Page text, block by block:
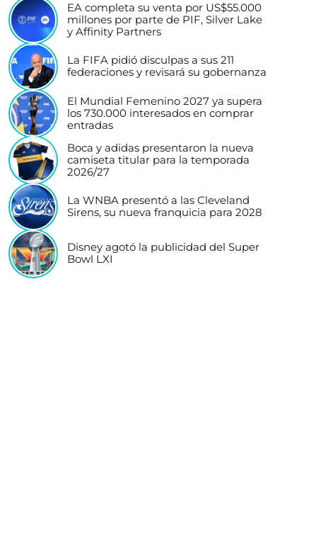
EA completa su venta por US$55.000
millones por parte de PIF, Silver Lake
y Affinity Partners
La FIFA pidió disculpas a sus 211
federaciones y revisará su gobernanza
El Mundial Femenino 2027 ya supera
los 730.000 interesados en comprar
entradas
Boca y adidas presentaron la nueva
camiseta titular para la temporada
2026/27
La WNBA presentó a las Cleveland
Sirens, su nueva franquicia para 2028
Disney agotó la publicidad del Super
Bowl LXI